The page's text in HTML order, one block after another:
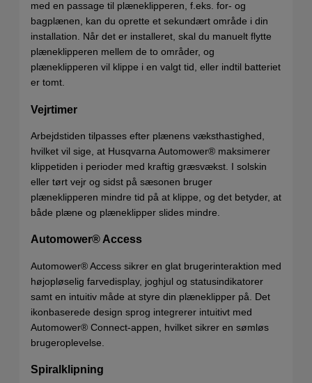
med en passage til plæneklipperen, f.eks. for- og
bagplænen, kan du oprette et sekundært område i din
installation. Når det er installeret, skal du manuelt flytte
plæneklipperen mellem de to områder, og
plæneklipperen vil klippe i en valgt tid, eller indtil batteriet
er tomt.
Vejrtimer
Arbejdstiden tilpasses efter plænens væksthastighed,
hvilket vil sige, at Husqvarna Automower® maksimerer
klippetiden i perioder med kraftig græsvækst. I solskin
eller tørt vejr og sidst på sæsonen bruger
plæneklipperen mindre tid på at klippe, og det betyder, at
både plæne og plæneklipper slides mindre.
Automower® Access
Automower® Access sikrer en glat brugerinteraktion med
højopløselig farvedisplay, joghjul og statusindikatorer
samt en intuitiv måde at styre din plæneklipper på. Det
ikonbaserede design sprog integrerer intuitivt med
Automower® Connect-appen, hvilket sikrer en sømløs
brugeroplevelse.
Spiralklipning